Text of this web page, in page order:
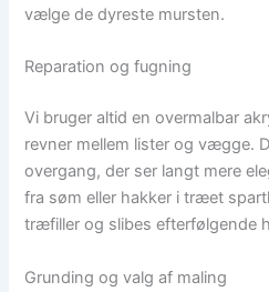
vælge de dyreste mursten.
Reparation og fugning
Vi bruger altid en overmalbar
revner mellem lister og vægge.
overgang, der ser langt mere
fra søm eller hakker i træet
træfiller og slibes efterfølgende
Grunding og valg af maling